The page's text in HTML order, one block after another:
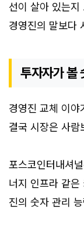
선이 살아 있는지
경영진의 말보다
투자자가 볼
경영진 교체 이야
결국 시장은 사람
포스코인터내셔
너지 인프라 같은
진의 숫자 관리